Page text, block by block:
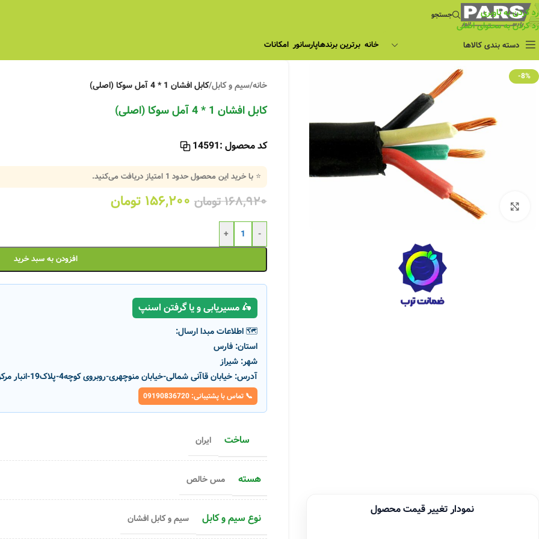
رد کردن به ناوبری
رد کردن به محتوای اصلی
جستجو
دسته بندی کالاها خانه برترین برندهاپارسانور امکانات
-8%
بزرگنمایی تصویر
نمودار تغییر قیمت محصول
خانه/سیم و کابل/کابل افشان 1 * 4 آمل سوکا (اصلی)
کابل افشان 1 * 4 آمل سوکا (اصلی)
کد محصول :14591
⭐ با خرید این محصول حدود 1 امتیاز دریافت می‌کنید.
۱۶۸,۹۲۰تومان ۱۵۶,۲۰۰ تومان
-
+
افزودن به سبد خرید
🛵 مسیریابی و یا گرفتن اسنپ
🗺️ اطلاعات مبدا ارسال:
استان:فارس
شهر:شیراز
آدرس:خیابان قاآنی شمالی-خیابان منوچهری-روبروی کوچه4-پلاک19-انبار مرکزی پارسانور
📞 تماس با پشتیبانی: 09190836720
ساخت ایران
هسته مس خالص
نوع سیم و کابل سیم و کابل افشان